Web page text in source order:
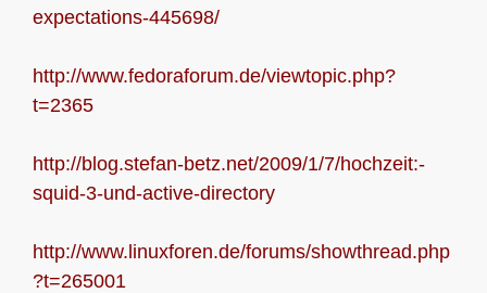
expectations-445698/
http://www.fedoraforum.de/viewtopic.php?
t=2365
http://blog.stefan-betz.net/2009/1/7/hochzeit:-
squid-3-und-active-directory
http://www.linuxforen.de/forums/showthread.php
?t=265001